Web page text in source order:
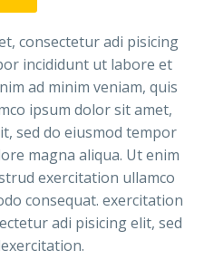
consectetur adi pisicing
incididunt ut labore et
ad minim veniam, quis
ipsum dolor sit amet,
sed do eiusmod tempor
magna aliqua. Ut enim
exercitation ullamco
consequat. exercitation
adi pisicing elit, sed